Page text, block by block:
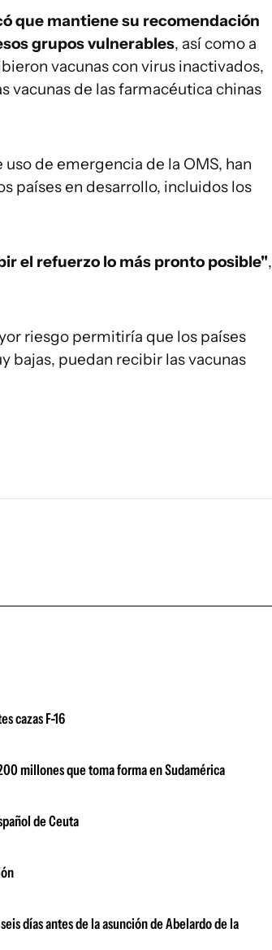
que mantiene su recomendación
grupos vulnerables, así como a
vacunas con virus inactivados,
vacunas de las farmacéutica chinas
de emergencia de la OMS, han
países en desarrollo, incluidos los
el refuerzo lo más pronto posible",
riesgo permitiría que los países
bajas, puedan recibir las vacunas
cazas F-16
millones que toma forma en Sudamérica
de Ceuta
días antes de la asunción de Abelardo de la